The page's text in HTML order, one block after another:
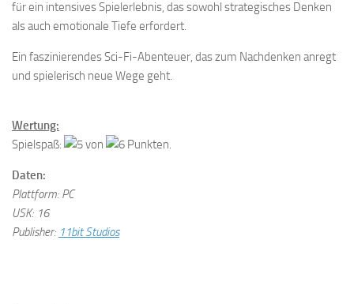
für ein intensives Spielerlebnis, das sowohl strategisches Denken
als auch emotionale Tiefe erfordert.
Ein faszinierendes Sci-Fi-Abenteuer, das zum Nachdenken anregt
und spielerisch neue Wege geht.
Wertung:
Spielspaß:
von Punkten.
Daten:
Plattform: PC
USK: 16
Publisher: 11bit Studios